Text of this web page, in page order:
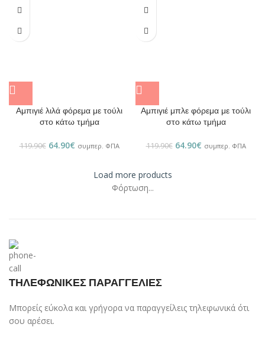
Αμπιγιέ λιλά φόρεμα με τούλι
στο κάτω τμήμα
119.90€ 64.90€ συμπερ. ΦΠΑ
Αμπιγιέ μπλε φόρεμα με τούλι
στο κάτω τμήμα
119.90€ 64.90€ συμπερ. ΦΠΑ
Load more products
Φόρτωση...
ΤΗΛΕΦΩΝΙΚΕΣ ΠΑΡΑΓΓΕΛΙΕΣ
Μπορείς εύκολα και γρήγορα να παραγγείλεις τηλεφωνικά ότι
σου αρέσει.